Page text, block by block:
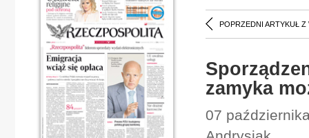
POPRZEDNI ARTYKUŁ Z
zamyka
07